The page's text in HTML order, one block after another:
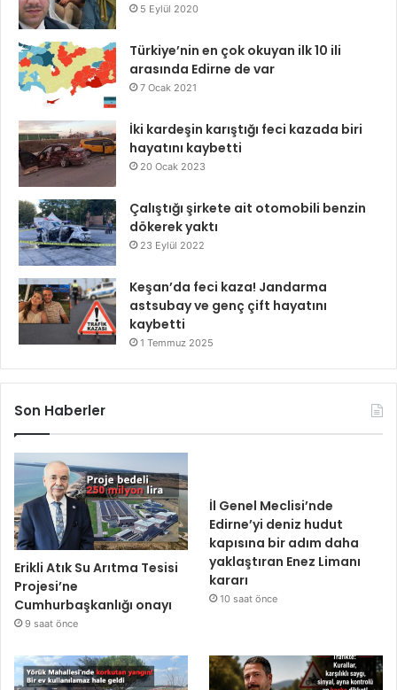
5 Eylül 2020
Türkiye’nin en çok okuyan ilk 10 ili
arasında Edirne de var
7 Ocak 2021
İki kardeşin karıştığı feci kazada biri
hayatını kaybetti
20 Ocak 2023
Çalıştığı şirkete ait otomobili benzin
dökerek yaktı
23 Eylül 2022
Keşan’da feci kaza! Jandarma
astsubay ve genç çift hayatını
kaybetti
1 Temmuz 2025
Son Haberler
Erikli Atık Su Arıtma Tesisi
Projesi’ne
Cumhurbaşkanlığı onayı
9 saat önce
İl Genel Meclisi’nde
Edirne’yi deniz hudut
kapısına bir adım daha
yaklaştıran Enez Limanı
kararı
10 saat önce